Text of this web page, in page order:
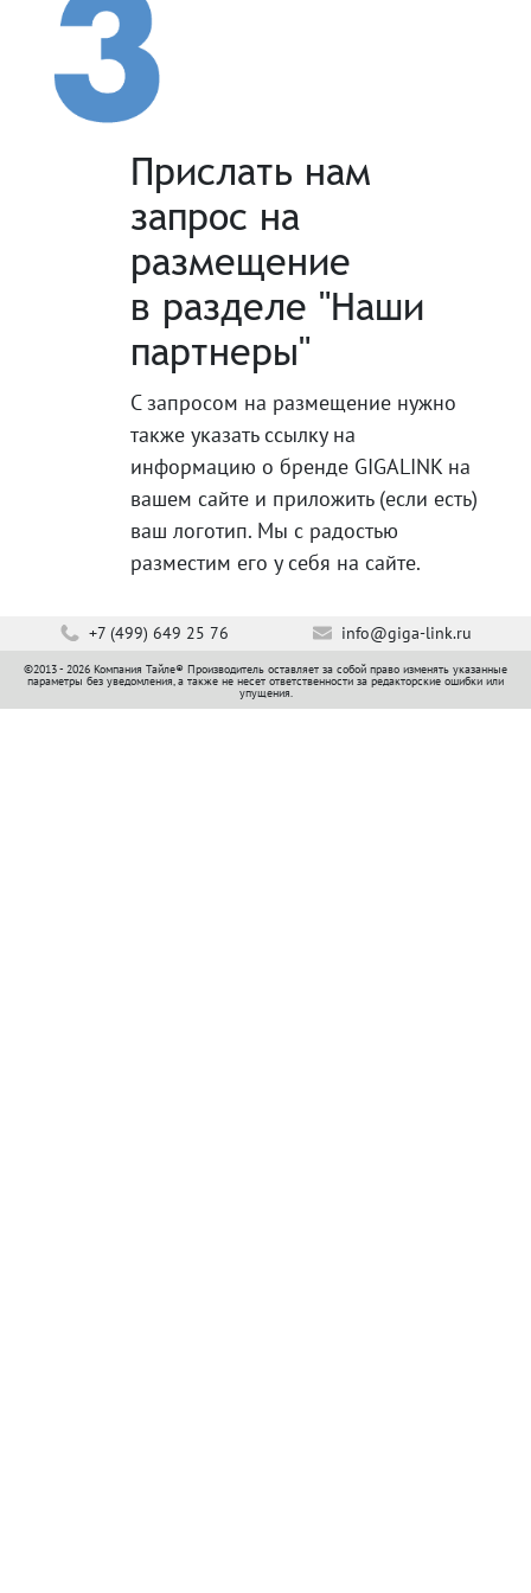
Прислать нам
запрос на
размещение
в разделе "Наши
партнеры"
С запросом на размещение нужно
также указать ссылку на
информацию о бренде GIGALINK на
вашем сайте и приложить (если есть)
ваш логотип. Мы с радостью
разместим его у себя на сайте.
+7 (499) 649 25 76 info@giga-link.ru
©2013 - 2026 Компания Тайле® Производитель оставляет за собой право изменять указанные
параметры без уведомления, а также не несет ответственности за редакторские ошибки или
упущения.